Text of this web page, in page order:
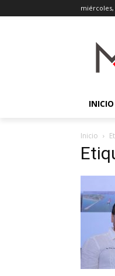
miércoles,
INICIO
Inicio